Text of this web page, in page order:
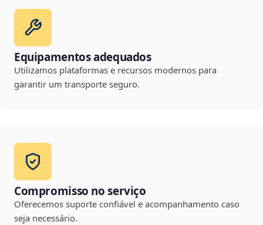
Equipamentos adequados
Utilizamos plataformas e recursos modernos para
garantir um transporte seguro.
Compromisso no serviço
Oferecemos suporte confiável e acompanhamento caso
seja necessário.